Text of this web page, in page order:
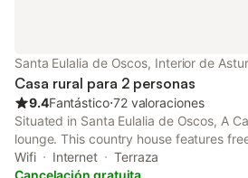
Santa Eulalia de Oscos, Interior de
Casa rural para 2 personas
9.4Fantástico⋅72 valoraciones
Situated in Santa Eulalia de Oscos, A
lounge. This country house features
housekeeping service and free WiFi.
property also provides guests with a
Wifi Internet
Terraza
Cancelación gratuita